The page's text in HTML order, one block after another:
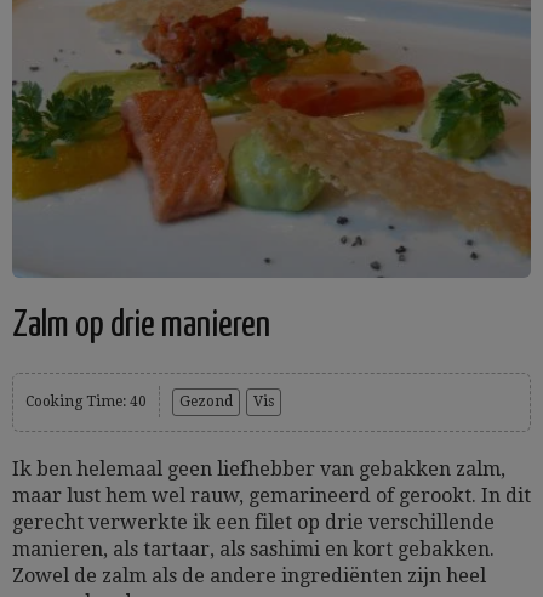
Zalm op drie manieren
Cooking Time: 40 Gezond Vis
Ik ben helemaal geen liefhebber van gebakken zalm,
maar lust hem wel rauw, gemarineerd of gerookt. In dit
gerecht verwerkte ik een filet op drie verschillende
manieren, als tartaar, als sashimi en kort gebakken.
Zowel de zalm als de andere ingrediënten zijn heel